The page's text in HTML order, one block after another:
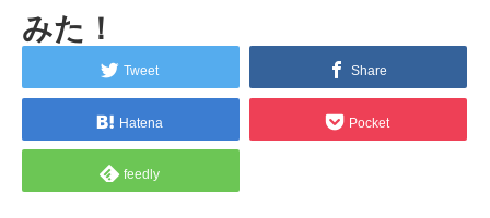
みた！
Tweet Share
Hatena Pocket
feedly